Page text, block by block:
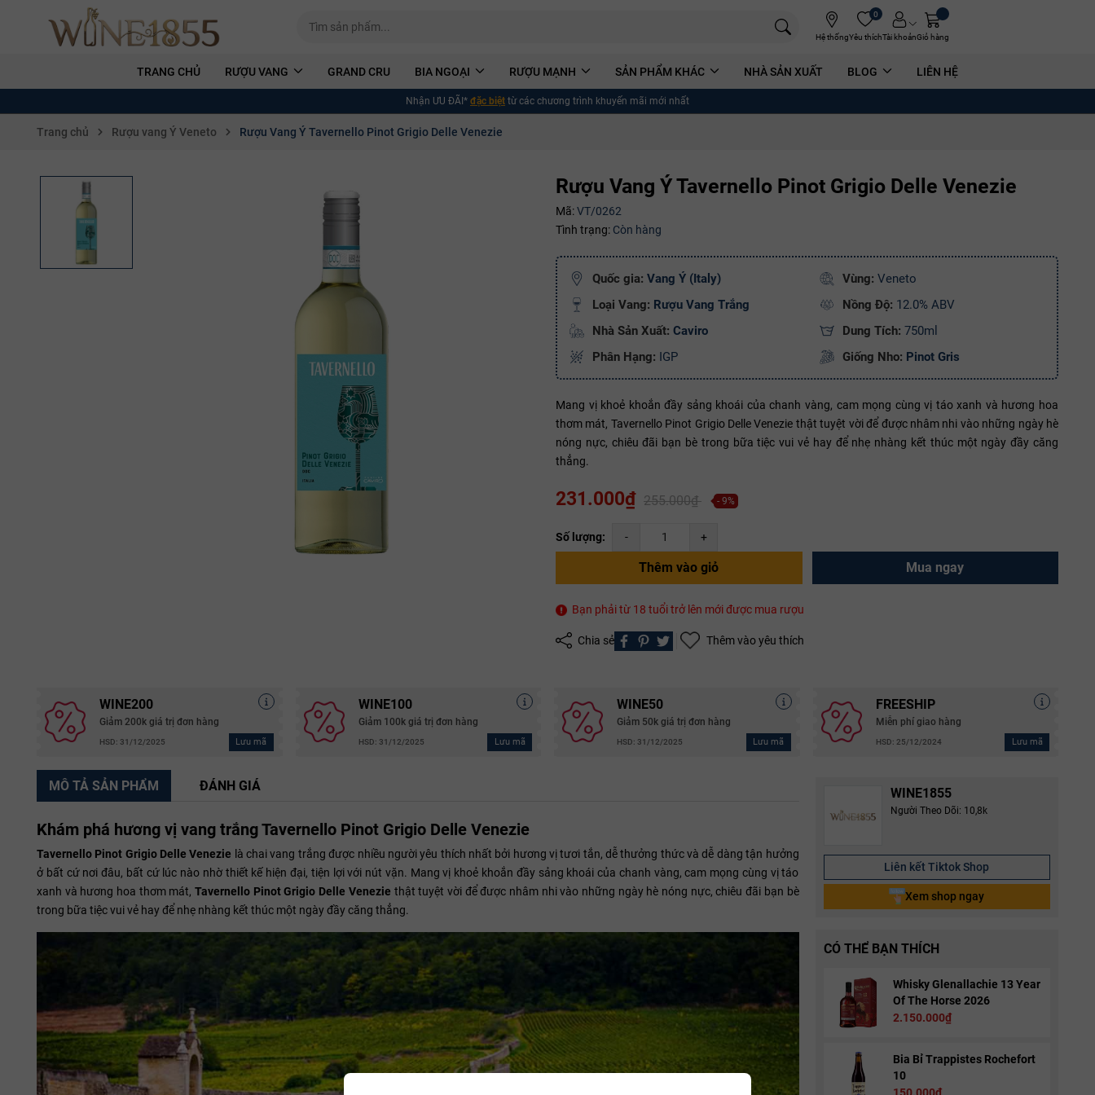
Hệ thống
0
Yêu thíchTài khoảnGiỏ hàng
TRANG CHỦ RƯỢU VANG GRAND CRU BIA NGOẠI RƯỢU MẠNH SẢN PHẨM KHÁC NHÀ SẢN XUẤT BLOG LIÊN HỆ
Nhận ƯU ĐÃI* đặc biệt từ các chương trình khuyến mãi mới nhất
Trang chủ Rượu vang Ý Veneto Rượu Vang Ý Tavernello Pinot Grigio Delle Venezie
Rượu Vang Ý Tavernello Pinot Grigio Delle Venezie
Mã:VT/0262
Tình trạng: Còn hàng
Quốc gia: Vang Ý (Italy) Vùng: Veneto
Loại Vang: Rượu Vang Trắng Nồng Độ: 12.0% ABV
Nhà Sản Xuất: Caviro Dung Tích: 750ml
Phân Hạng: IGP Giống Nho: Pinot Gris
Mang vị khoẻ khoắn đầy sảng khoái của chanh vàng, cam mọng cùng vị táo xanh và hương hoa
thơm mát, Tavernello Pinot Grigio Delle Venezie thật tuyệt vời để được nhâm nhi vào những ngày hè
nóng nực, chiêu đãi bạn bè trong bữa tiệc vui vẻ hay để nhẹ nhàng kết thúc một ngày đầy căng
thẳng.
231.000₫ 255.000₫ - 9%
Số lượng: - +
Thêm vào giỏ Mua ngay
Bạn phải từ 18 tuổi trở lên mới được mua rượu
Chia sẻ Thêm vào yêu thích
WINE200
Giảm 200k giá trị đơn hàng
HSD: 31/12/2025 Lưu mã
WINE100
Giảm 100k giá trị đơn hàng
HSD: 31/12/2025 Lưu mã
WINE50
Giảm 50k giá trị đơn hàng
HSD: 31/12/2025 Lưu mã
FREESHIP
Miễn phí giao hàng
HSD: 25/12/2024 Lưu mã
Điều kiện:
WINE1855
Người Theo Dõi: 10,8k
Liên kết Tiktok Shop
Xem shop ngay
CÓ THỂ BẠN THÍCH
Whisky Glenallachie 13 Year
Of The Horse 2026
2.150.000₫
Bia Bỉ Trappistes Rochefort
10
150.000₫
MÔ TẢ SẢN PHẨM ĐÁNH GIÁ
Khám phá hương vị vang trắng Tavernello Pinot Grigio Delle Venezie
Tavernello Pinot Grigio Delle Venezie là chai vang trắng được nhiều người yêu thích nhất bởi hương vị tươi tắn, dễ thưởng thức và dễ dàng tận hưởng
ở bất cứ nơi đâu, bất cứ lúc nào nhờ thiết kế hiện đại, tiện lợi với nút vặn. Mang vị khoẻ khoắn đầy sảng khoái của chanh vàng, cam mọng cùng vị táo
xanh và hương hoa thơm mát,Tavernello Pinot Grigio Delle Venezie thật tuyệt vời để được nhâm nhi vào những ngày hè nóng nực, chiêu đãi bạn bè
trong bữa tiệc vui vẻ hay để nhẹ nhàng kết thúc một ngày đầy căng thẳng.